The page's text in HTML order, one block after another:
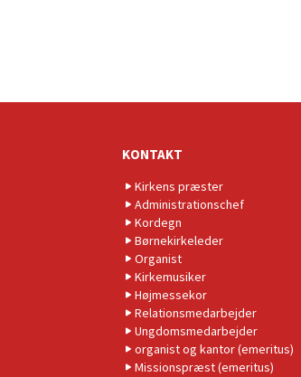
KONTAKT
Kirkens præster
Administrationschef
Kordegn
Børnekirkeleder
Organist
Kirkemusiker
Højmessekor
Relationsmedarbejder
Ungdomsmedarbejder
organist og kantor (emeritus)
Missionspræst (emeritus)